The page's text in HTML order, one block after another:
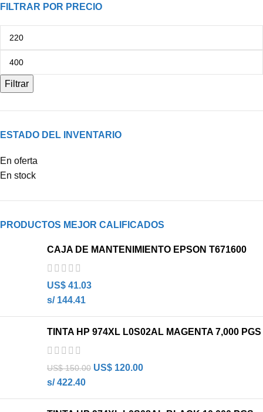
FILTRAR POR PRECIO
Filtrar
ESTADO DEL INVENTARIO
En oferta
En stock
PRODUCTOS MEJOR CALIFICADOS
CAJA DE MANTENIMIENTO EPSON T671600
US$ 41.03
s/ 144.41
TINTA HP 974XL L0S02AL MAGENTA 7,000 PGS
US$150.00 US$ 120.00
s/ 422.40